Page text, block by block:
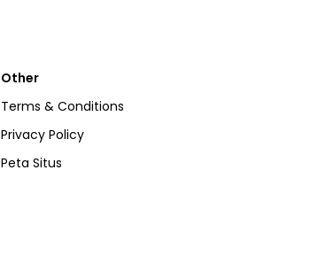
Other
Terms & Conditions
Privacy Policy
Peta Situs